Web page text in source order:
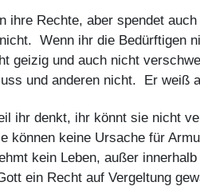
ihre Rechte, aber spendet
Wenn ihr die Bedürftigen
geizig und auch nicht
und anderen nicht. Er weiß
ihr denkt, ihr könnt sie nicht
können keine Ursache für
kein Leben, außer
ein Recht auf Vergeltung